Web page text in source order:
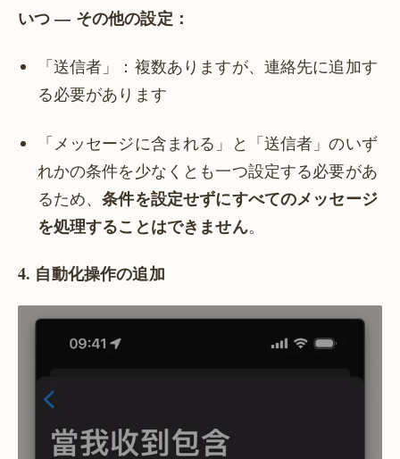
いつ — その他の設定：
「送信者」：複数ありますが、連絡先に追加す
る必要があります
「メッセージに含まれる」と「送信者」のいず
れかの条件を少なくとも一つ設定する必要があ
るため、条件を設定せずにすべてのメッセージ
を処理することはできません。
4. 自動化操作の追加